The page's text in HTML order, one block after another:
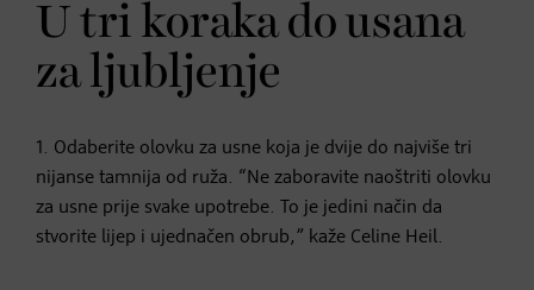
U tri koraka do usana
za ljubljenje
1. Odaberite olovku za usne koja je dvije do najviše tri
nijanse tamnija od ruža. “Ne zaboravite naoštriti olovku
za usne prije svake upotrebe. To je jedini način da
stvorite lijep i ujednačen obrub,” kaže Celine Heil.